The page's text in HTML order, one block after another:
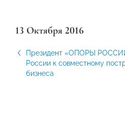
13 Октября 2016
Президент «ОПОРЫ
России к совместному
бизнеса